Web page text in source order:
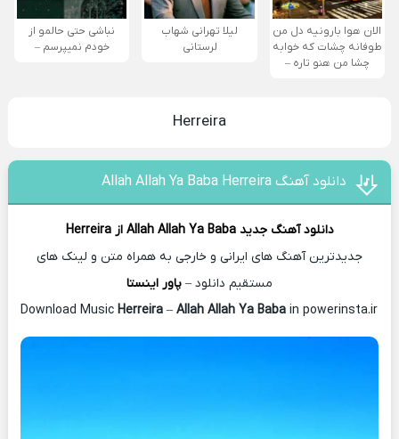
الان هوا بارونیه دل من
طوفانه چشات که خوابه
چشا من هنو تاره –
لیلا تهرانی شهاب
لرستانی
نباشی حتی حالمو از
خودم نمیپرسم –
Herreira
دانلود آهنگ Allah Allah Ya Baba Herreira
دانلود آهنگ جدید Allah Allah Ya Baba از
Herreira
جدیدترین آهنگ های ایرانی و خارجی به همراه متن و لینک های
مستقیم دانلود – پاور اینستا
Herreira – Allah Allah Ya Baba in powerinsta.ir